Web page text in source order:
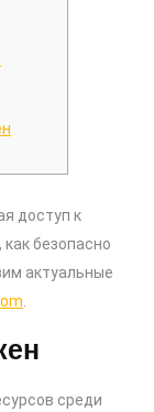
доступ к
безопасно
актуальные
среди